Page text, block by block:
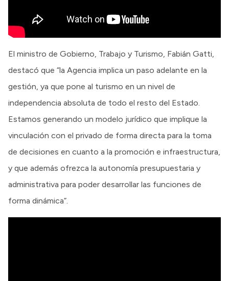
El ministro de Gobierno, Trabajo y Turismo, Fabián Gatti,
destacó que “la Agencia implica un paso adelante en la
gestión, ya que pone al turismo en un nivel de
independencia absoluta de todo el resto del Estado.
Estamos generando un modelo jurídico que implique la
vinculación con el privado de forma directa para la toma
de decisiones en cuanto a la promoción e infraestructura,
y que además ofrezca la autonomía presupuestaria y
administrativa para poder desarrollar las funciones de
forma dinámica”.